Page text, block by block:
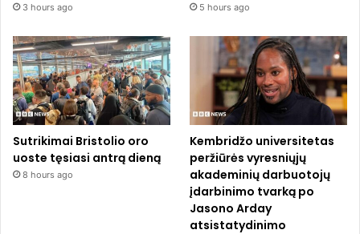
3 hours ago 5 hours ago
Sutrikimai Bristolio oro
uoste tęsiasi antrą dieną
8 hours ago
Kembridžo universitetas
peržiūrės vyresniųjų
akademinių darbuotojų
įdarbinimo tvarką po
Jasono Arday
atsistatydinimo